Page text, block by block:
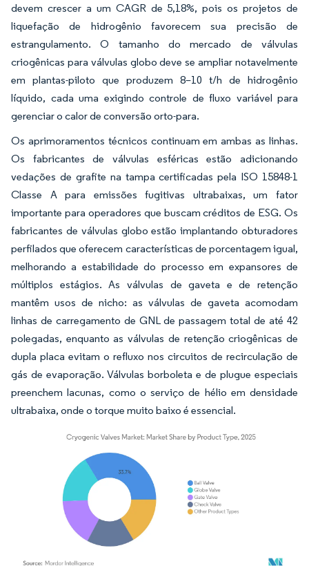
devem crescer a um CAGR de 5,18%, pois os projetos de
liquefação de hidrogênio favorecem sua precisão de
estrangulamento. O tamanho do mercado de válvulas
criogênicas para válvulas globo deve se ampliar notavelmente
em plantas-piloto que produzem 8–10 t/h de hidrogênio
líquido, cada uma exigindo controle de fluxo variável para
gerenciar o calor de conversão orto-para.
Os aprimoramentos técnicos continuam em ambas as linhas.
Os fabricantes de válvulas esféricas estão adicionando
vedações de grafite na tampa certificadas pela ISO 15848-1
Classe A para emissões fugitivas ultrabaixas, um fator
importante para operadores que buscam créditos de ESG. Os
fabricantes de válvulas globo estão implantando obturadores
perfilados que oferecem características de porcentagem igual,
melhorando a estabilidade do processo em expansores de
múltiplos estágios. As válvulas de gaveta e de retenção
mantêm usos de nicho: as válvulas de gaveta acomodam
linhas de carregamento de GNL de passagem total de até 42
polegadas, enquanto as válvulas de retenção criogênicas de
dupla placa evitam o refluxo nos circuitos de recirculação de
gás de evaporação. Válvulas borboleta e de plugue especiais
preenchem lacunas, como o serviço de hélio em densidade
ultrabaixa, onde o torque muito baixo é essencial.